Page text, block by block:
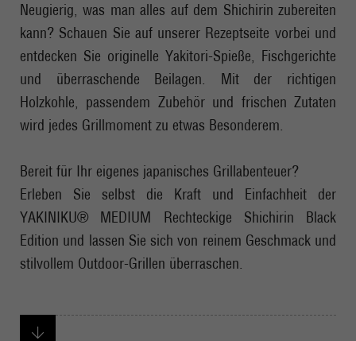
Neugierig, was man alles auf dem Shichirin zubereiten
kann? Schauen Sie auf unserer Rezeptseite vorbei und
entdecken Sie originelle Yakitori-Spieße, Fischgerichte
und überraschende Beilagen. Mit der richtigen
Holzkohle, passendem Zubehör und frischen Zutaten
wird jedes Grillmoment zu etwas Besonderem.
Bereit für Ihr eigenes japanisches Grillabenteuer?
Erleben Sie selbst die Kraft und Einfachheit der
YAKINIKU® MEDIUM Rechteckige Shichirin Black
Edition und lassen Sie sich von reinem Geschmack und
stilvollem Outdoor-Grillen überraschen.